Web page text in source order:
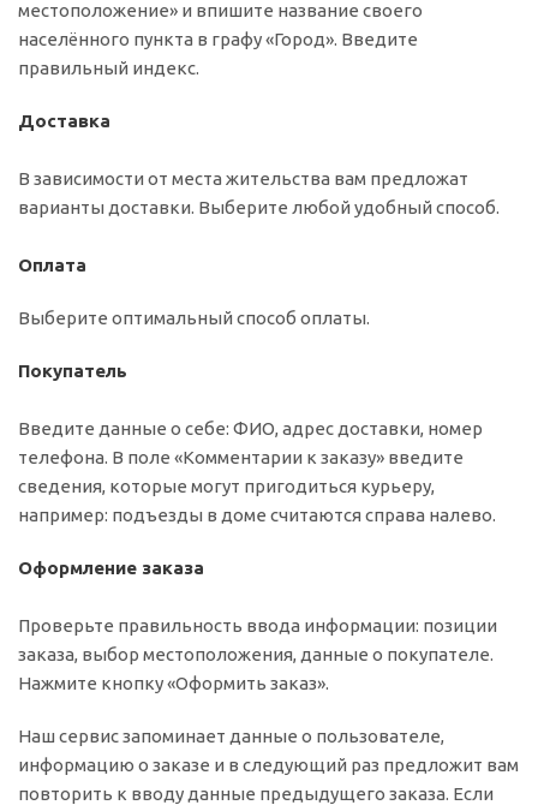
местоположение» и впишите название своего
населённого пункта в графу «Город». Введите
правильный индекс.
Доставка
В зависимости от места жительства вам предложат
варианты доставки. Выберите любой удобный способ.
Оплата
Выберите оптимальный способ оплаты.
Покупатель
Введите данные о себе: ФИО, адрес доставки, номер
телефона. В поле «Комментарии к заказу» введите
сведения, которые могут пригодиться курьеру,
например: подъезды в доме считаются справа налево.
Оформление заказа
Проверьте правильность ввода информации: позиции
заказа, выбор местоположения, данные о покупателе.
Нажмите кнопку «Оформить заказ».
Наш сервис запоминает данные о пользователе,
информацию о заказе и в следующий раз предложит вам
повторить к вводу данные предыдущего заказа. Если